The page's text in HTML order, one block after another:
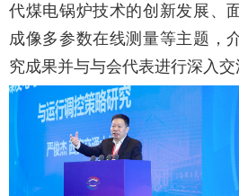
代煤电锅炉技术的创新发展、
成像多参数在线测量等主题，
究成果并与与会代表进行深入交